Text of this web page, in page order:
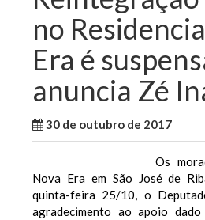
no
Era é
anuncia Zé
30 de outubro de 2017
Os
Nova Era em São José de
quinta-feira 25/10, o
agradecimento ao apoio